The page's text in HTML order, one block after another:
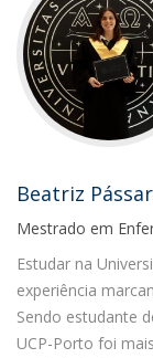
Beatriz
Mestrado em
Estudar na
experiência
Sendo estudante
UCP-Porto foi